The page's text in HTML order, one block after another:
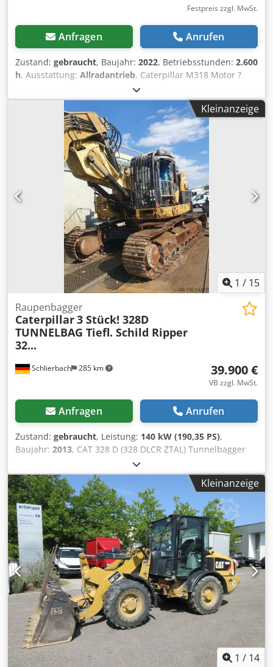
Festpreis zzgl. MwSt.
Anfragen Anrufen
Zustand: gebraucht, Baujahr: 2022, Betriebsstunden: 2.600
h, Ausstattung: Allradantrieb, Caterpillar M318 Motor ?
Motor: Cat C4.4 ? Leistung (ISO 14396): 129 kW / ca. 176 PS
? Hubraum: 4,4 l ? Zylinder: 4 ? Emission: EU Stage V
Fahrleistung Höchstgeschwindigkeit: bis ca. 35 km/h *
Antrieb: hydrostatischer Fahrantrieb * Lenkung: Allrad mit
Pendelachse Tank & Hydraulik Dieseltank: ca. 350 Liter *
Hydrauliksystem: Load-Sensing Hydraulik mit mehreren
Zusatzkreisen für Anbaugeräte Klimaanlage Dsdpfx Acjzqx
Rts Esck Erst 2600 Betriebsstunden und eine sehr gute
Zustand
Kleinanzeige
1 / 15
Schlierbach 285 km
Raupenbagger
Caterpillar3 Stück! 328D
TUNNELBAG Tiefl. Schild Ripper
32...
39.900 €
VB zzgl. MwSt.
Anfragen Anrufen
Zustand: gebraucht, Leistung: 140 kW (190,35 PS),
Baujahr: 2013, CAT 328 D (328 DLCR ZTAL) Tunnelbagger
Sehr viele Teile zusätzlich gegen Aufpreis erhältlich, z. B.
ein kompletter Oberbau etc.!! • Leistung: 140 kW (190 PS) •
Knick-/ Verstellausleger für Tunnelarbeiten •
Schnellwechseleinrichtung • Schildabstützung • Klima •
Kurzheckversion • 11.600 Bh. • 600 mm Kettenbreite •
inclusive 1 x Tieflöffel 1.3 m³ und 1 x Ripper •
Baggergrabungstiefe: ca. 7m Dcodpfjwmpcusx Ac Eok •
Leergewicht: 43.500 kg - deutsche Maschine! -
funktionsfähig! - Alle Kundendienste durch Fa. Zeppelin /
Caterpillar Irrtümer und Zwischenverkauf vorbehaltlich! =
Weitere Informationen = Baujahr: 2013 Schäden: keines
Kleinanzeige
1 / 14